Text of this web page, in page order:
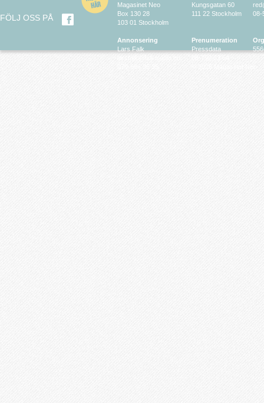
FÖLJ OSS PÅ
Magasinet Neo
Box 130 28
103 01 Stockholm
Annonsering
Lars Falk
Kungsgatan 60
111 22 Stockholm
Prenumeration
Pressdata
08-